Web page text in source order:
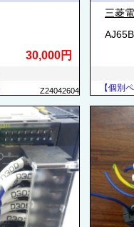
30,000円
Z24042604
三菱
【個別